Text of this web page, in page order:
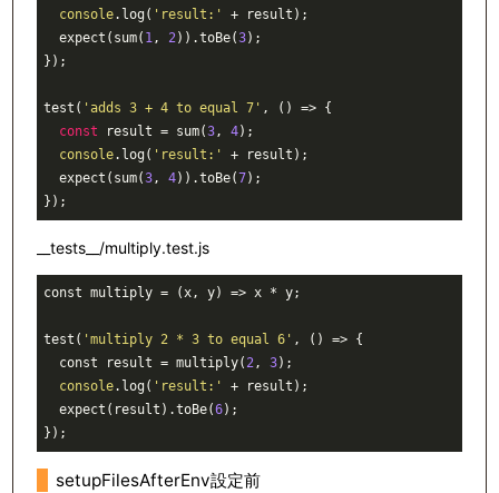
console.log( 'result:'
+ result);
  expect(sum(
1 , 2 )).toBe(3);
});
test( 'adds 3 + 4 to equal 7' , () => {
const result = sum(3, 4);
console.log( 'result:'
+ result);
  expect(sum(
3, 4)).toBe(7);
__tests__/multiply.test.js
const multiply = (x, y) => x * y;
test( 'multiply 2 * 3 to equal 6' , () => {
  const result = multiply(
2 , 3);
console.log( 'result:'
+ result);
  expect(result).toBe(
6);
setupFilesAfterEnv設定前